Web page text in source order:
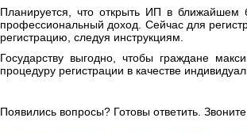
Планируется, что открыть ИП в ближайшем
профессиональный доход. Сейчас для
регистрацию, следуя инструкциям.
Государству выгодно, чтобы граждане
процедуру регистрации в качестве
Появились вопросы? Готовы ответить.